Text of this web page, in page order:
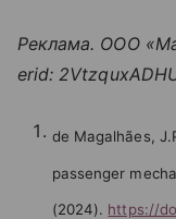
Реклама. ООО
erid:
de Magalhães,
passenger
(2024). https://